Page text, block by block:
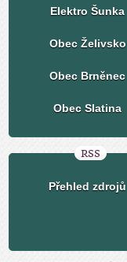
Elektro Šunka
Obec Želivsko
Obec Brněnec
Obec Slatina
RSS
Přehled zdrojů